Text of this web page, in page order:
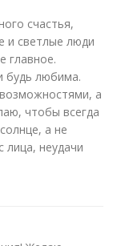
счастья,
и светлые люди
главное.
будь любима.
а
чтобы всегда
а не
лица, неудачи